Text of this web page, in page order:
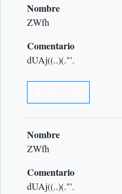
Nombre
ZWfh
Comentario
dUAj((..)(."'.
Nombre
ZWfh
Comentario
dUAj((..)(."'.